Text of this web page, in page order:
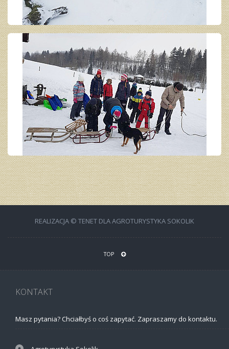
REALIZACJA © TENET DLA AGROTURYSTYKA SOKOLIK
TOP
KONTAKT
Masz pytania? Chciałbyś o coś zapytać. Zapraszamy do kontaktu.